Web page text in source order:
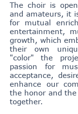
The choir is
and amateurs, it
for mutual
entertainment,
growth, which
their own
"color" the
passion for
acceptance,
enhance our
the honor and
together.